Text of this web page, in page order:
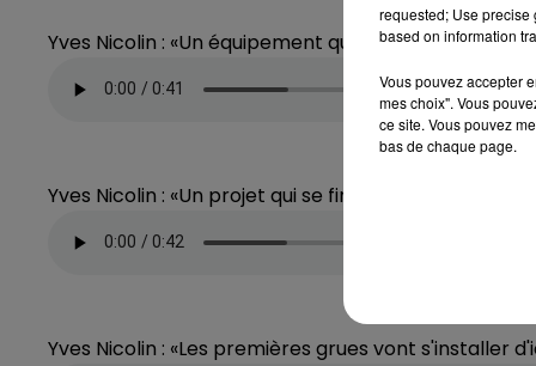
Yves Nicolin : «Un équipement qui va doubler en
Yves Nicolin : «Un projet qui se financera sans
Yves Nicolin : «Les premières grues vont s'installer
requested; Use precise
based on information
Vous pouvez accepter
mes choix". Vous
ce site. Vous pouvez
bas de chaque page.